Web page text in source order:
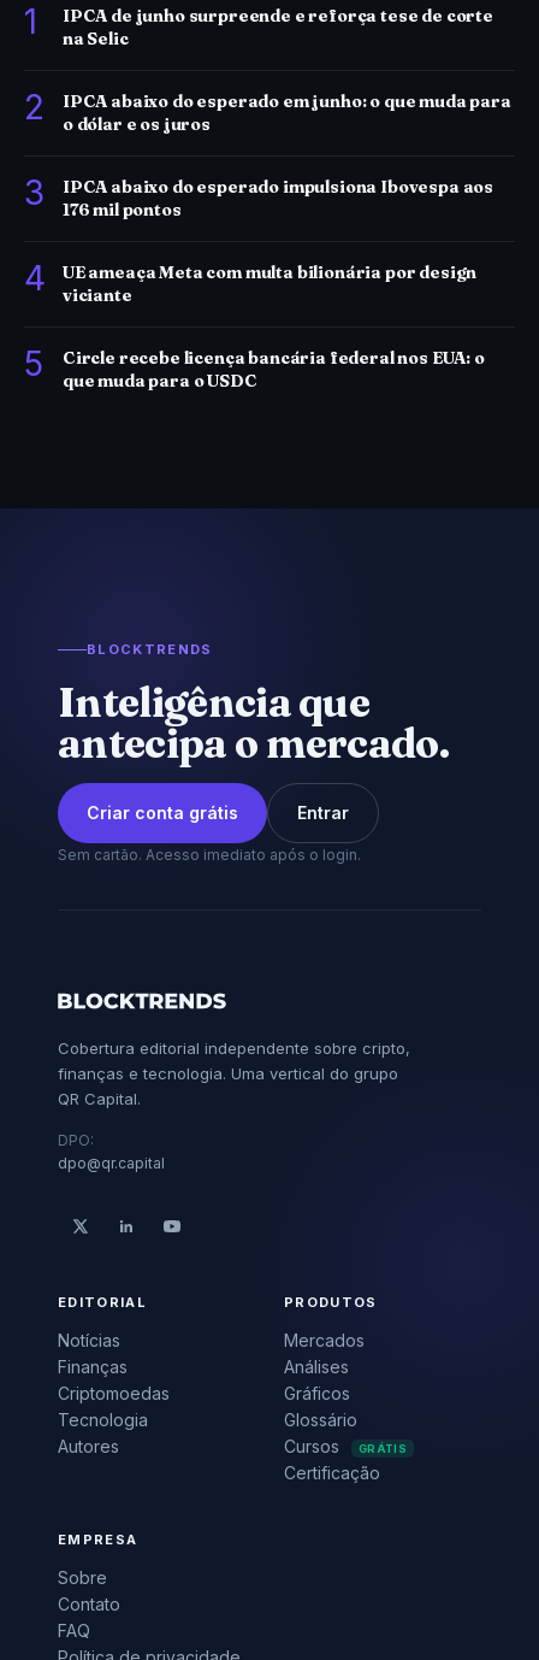
1
IPCA de junho surpreende e reforça tese de corte
na Selic
2
IPCA abaixo do esperado em junho: o que muda para
o dólar e os juros
3
IPCA abaixo do esperado impulsiona Ibovespa aos
176 mil pontos
4
UE ameaça Meta com multa bilionária por design
viciante
5
Circle recebe licença bancária federal nos EUA: o
que muda para o USDC
BLOCKTRENDS
Inteligência que
antecipa o mercado.
Criar conta grátis Entrar
Sem cartão. Acesso imediato após o login.
Cobertura editorial independente sobre cripto,
finanças e tecnologia. Uma vertical do grupo
QR Capital.
DPO:
dpo@qr.capital
EDITORIAL
Notícias
Finanças
Criptomoedas
Tecnologia
Autores
PRODUTOS
Mercados
Análises
Gráficos
Glossário
Cursos
GRÁTIS
Certificação
EMPRESA
Sobre
Contato
FAQ